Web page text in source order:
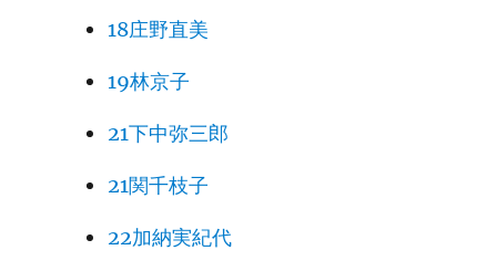
18庄野直美
19林京子
21下中弥三郎
21関千枝子
22加納実紀代